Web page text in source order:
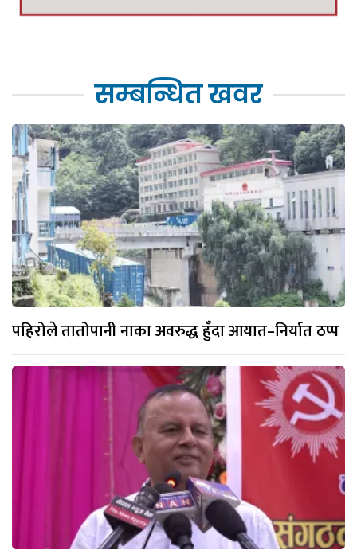
सम्बन्धित खवर
पहिरोले तातोपानी नाका अवरुद्ध हुँदा आयात–निर्यात ठप्प